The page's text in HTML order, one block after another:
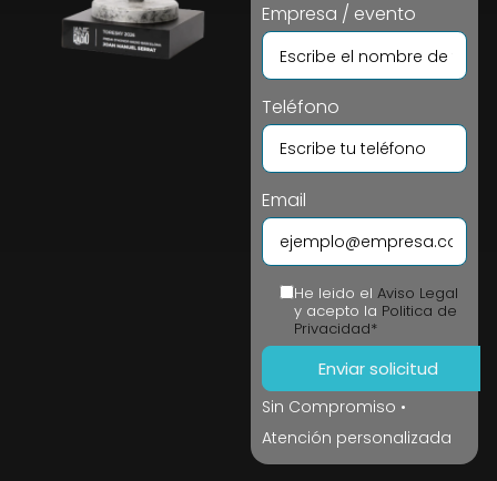
Empresa / evento
Teléfono
Email
He leido el Aviso Legal
y acepto la Politica de
Privacidad*
Sin Compromiso •
Atención personalizada